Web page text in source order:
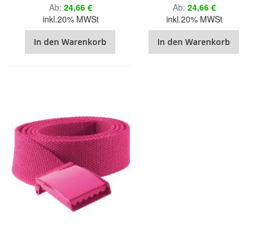
Ab 24,66 €
inkl.20% MWSt
In den Warenkorb
Ab 24,66 €
inkl.20% MWSt
In den Warenkorb